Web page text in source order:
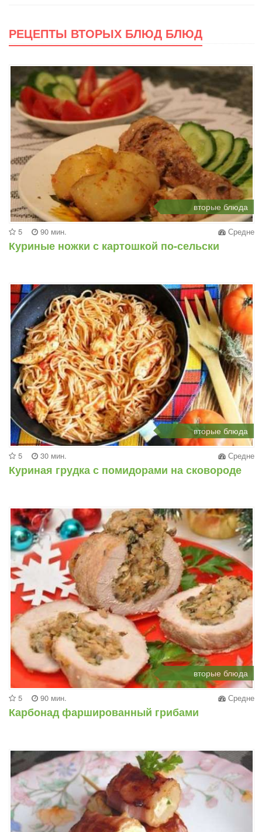
РЕЦЕПТЫ ВТОРЫХ БЛЮД БЛЮД
вторые блюда
5 90 мин. Средне
Куриные ножки с картошкой по-сельски
вторые блюда
5 30 мин. Средне
Куриная грудка с помидорами на сковороде
вторые блюда
5 90 мин. Средне
Карбонад фаршированный грибами